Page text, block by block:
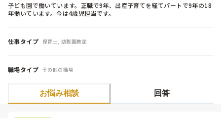
子ども園で働いています。正職で9年、出産子育てを経てパートで9年の18
年働いています。今は4歳児担当です。
仕事タイプ 保育士, 幼稚園教諭
職場タイプ その他の職場
お悩み相談 回答